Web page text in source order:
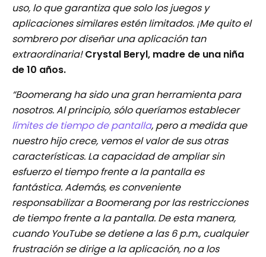
uso, lo que garantiza que solo los juegos y
aplicaciones similares estén limitados. ¡Me quito el
sombrero por diseñar una aplicación tan
extraordinaria!Crystal Beryl, madre de una niña
de 10 años.
“Boomerang ha sido una gran herramienta para
nosotros. Al principio, sólo queríamos establecer
límites de tiempo de pantalla, pero a medida que
nuestro hijo crece, vemos el valor de sus otras
características. La capacidad de ampliar sin
esfuerzo el tiempo frente a la pantalla es
fantástica. Además, es conveniente
responsabilizar a Boomerang por las restricciones
de tiempo frente a la pantalla. De esta manera,
cuando YouTube se detiene a las 6 p.m., cualquier
frustración se dirige a la aplicación, no a los